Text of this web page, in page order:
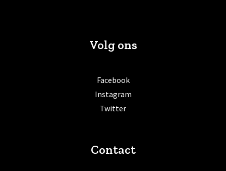
Volg ons
Facebook
Instagram
Twitter
Contact